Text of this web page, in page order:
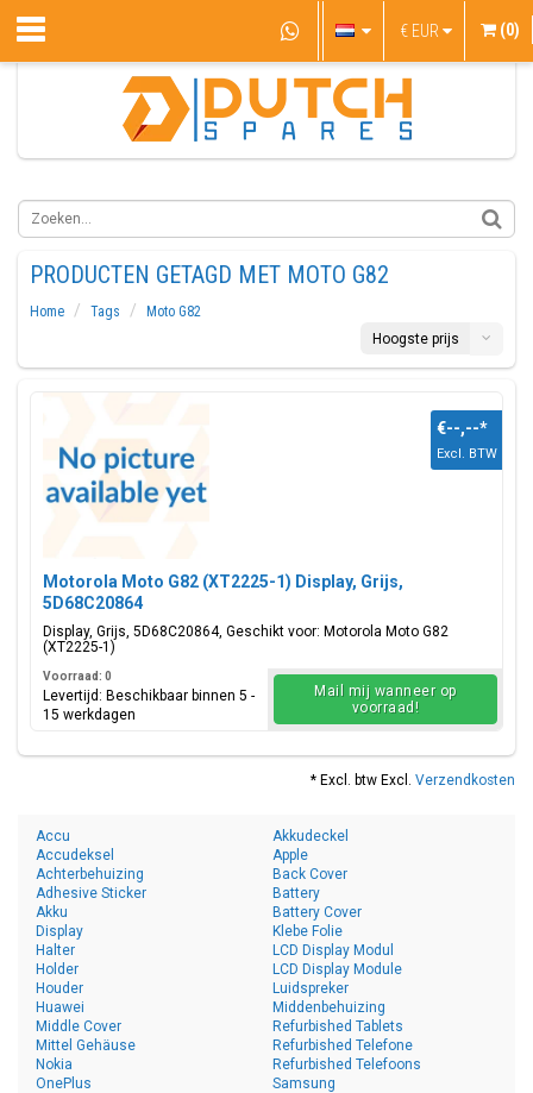
€ EUR (0)
PRODUCTEN GETAGD MET MOTO G82
Home Tags
Moto G82
Hoogste prijs
Motorola Moto G82 (XT2225-1) Display, Grijs,
5D68C20864
Display, Grijs, 5D68C20864, Geschikt voor: Motorola Moto G82
(XT2225-1)
€--,--*
Excl. BTW
Voorraad: 0
Levertijd: Beschikbaar binnen 5 -
15 werkdagen
Mail mij wanneer op
voorraad!
* Excl. btw Excl. Verzendkosten
Accu
Accudeksel
Achterbehuizing
Adhesive Sticker
Akku
Akkudeckel
Apple
Back Cover
Battery
Battery Cover
Display
Halter
Holder
Houder
Huawei
Klebe Folie
LCD Display Modul
LCD Display Module
Luidspreker
Middenbehuizing
Middle Cover
Mittel Gehäuse
Nokia
OnePlus
Refurbished Tablets
Refurbished Telefone
Refurbished Telefoons
Samsung